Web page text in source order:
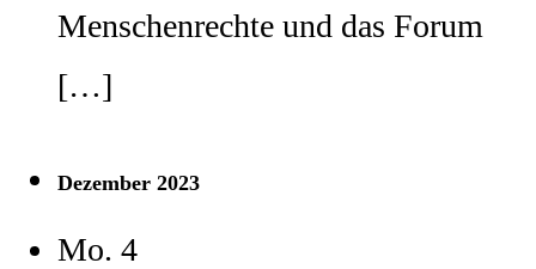
Menschenrechte und das Forum
[…]
Dezember 2023
Mo. 4